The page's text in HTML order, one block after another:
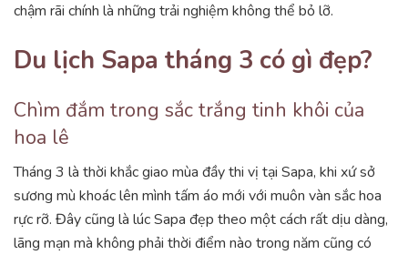
chậm rãi chính là những trải nghiệm không thể bỏ lỡ.
Du lịch Sapa tháng 3 có gì đẹp?
Chìm đắm trong sắc trắng tinh khôi của
hoa lê
Tháng 3 là thời khắc giao mùa đầy thi vị tại Sapa, khi xứ sở
sương mù khoác lên mình tấm áo mới với muôn vàn sắc hoa
rực rỡ. Đây cũng là lúc Sapa đẹp theo một cách rất dịu dàng,
lãng mạn mà không phải thời điểm nào trong năm cũng có